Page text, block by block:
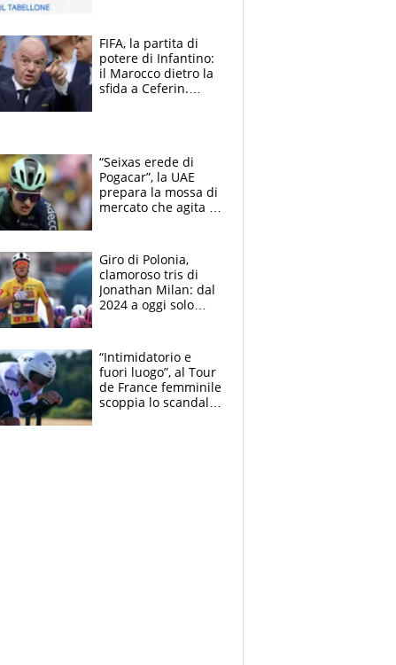
FIFA, la partita di
potere di Infantino:
il Marocco dietro la
sfida a Ceferin.
“Seixas erede di
Pogacar”, la UAE
prepara la mossa di
mercato che agita la
a Burgos
Giro di Polonia,
clamoroso tris di
Jonathan Milan: dal
2024 a oggi solo
e Skerl
“Intimidatorio e
fuori luogo”, al Tour
de France femminile
scoppia lo scandalo: